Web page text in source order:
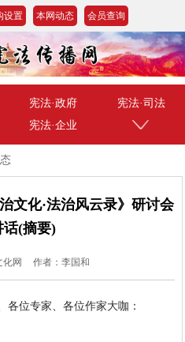
设置 本网动态 会员查询
宪法·政府
宪法·司法
宪法·企业
文化·法治风云录》研讨会
话(摘要)
化网 作者：李国和
各位专家、各位作家大咖：